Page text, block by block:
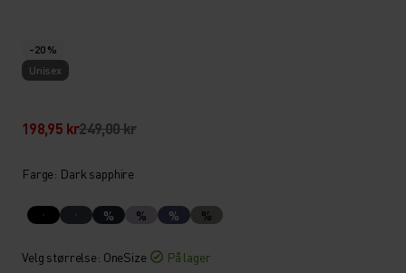
-20 %
Unisex
198,95 kr249,00 kr
Farge: Dark sapphire
% % % %
Velg størrelse: OneSize På lager